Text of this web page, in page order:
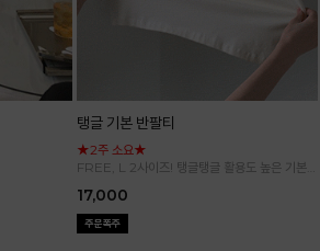
탱글 기본 반팔티
★2주 소요★
FREE, L 2사이즈! 탱글탱글 활용도 높은 기본
17,000